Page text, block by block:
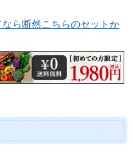
ら断然こちらのセットか